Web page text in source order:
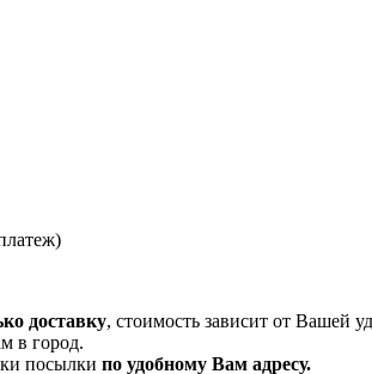
доставку, стоимость зависит от Вашей
в город.
посылки по удобному Вам адресу.